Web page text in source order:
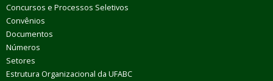
Concursos e Processos Seletivos
Convênios
Documentos
Números
Setores
Estrutura Organizacional da UFABC